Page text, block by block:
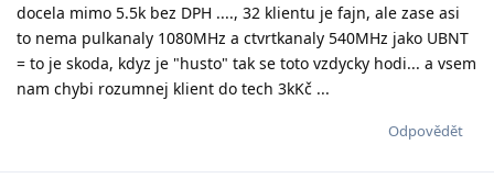
docela mimo 5.5k bez DPH ...., 32 klientu je fajn, ale zase asi
to nema pulkanaly 1080MHz a ctvrtkanaly 540MHz jako UBNT
= to je skoda, kdyz je "husto" tak se toto vzdycky hodi... a vsem
nam chybi rozumnej klient do tech 3kKč ...
Odpovědět